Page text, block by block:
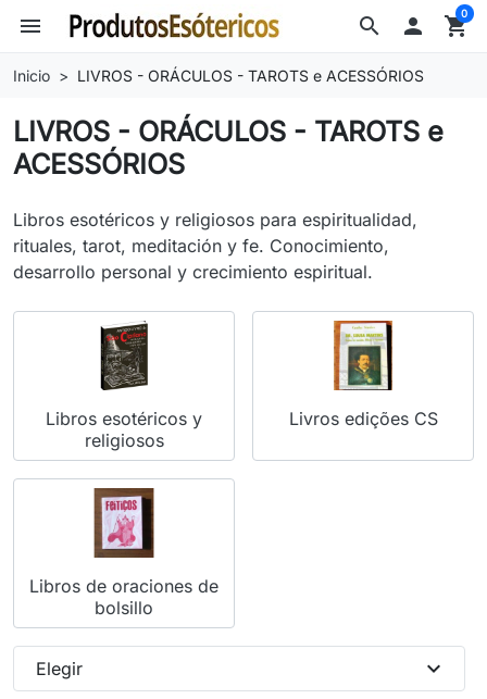
search
menu  shopping_cart
0
Inicio LIVROS - ORÁCULOS - TAROTS e ACESSÓRIOS
LIVROS - ORÁCULOS - TAROTS e
ACESSÓRIOS
Libros esotéricos y religiosos para espiritualidad,
rituales, tarot, meditación y fe. Conocimiento,
desarrollo personal y crecimiento espiritual.
Libros esotéricos y
religiosos
Livros edições CS
Libros de oraciones de
bolsillo
Elegir expand_more